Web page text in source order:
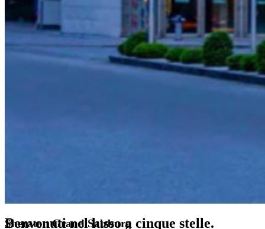
Sheraton Grand Salzburg
Benvenuti nel lusso a cinque stelle.